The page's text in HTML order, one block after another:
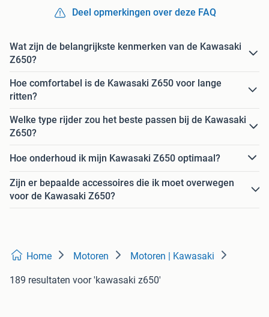
Deel opmerkingen over deze FAQ
Wat zijn de belangrijkste kenmerken van de Kawasaki
Z650?
Hoe comfortabel is de Kawasaki Z650 voor lange
ritten?
Welke type rijder zou het beste passen bij de Kawasaki
Z650?
Hoe onderhoud ik mijn Kawasaki Z650 optimaal?
Zijn er bepaalde accessoires die ik moet overwegen
voor de Kawasaki Z650?
Home Motoren Motoren | Kawasaki
189 resultaten voor 'kawasaki z650'